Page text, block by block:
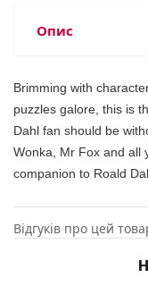
Опис
Brimming with
puzzles galore, this is
Dahl fan should be
Wonka, Mr Fox and all
companion to Roald
Відгуків про цей